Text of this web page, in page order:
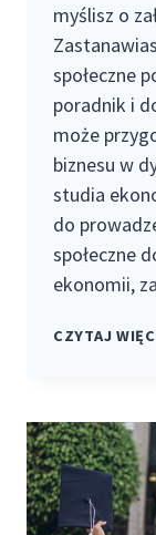
myślisz o
społeczne
poradnik i
może
biznesu w
studia
do
społeczne
ekonomii,
CZYTAJ